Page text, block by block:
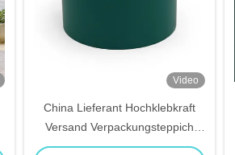
Video
China Lieferant Hochklebkraft
Versand Verpackungsteppich
Grünes Band